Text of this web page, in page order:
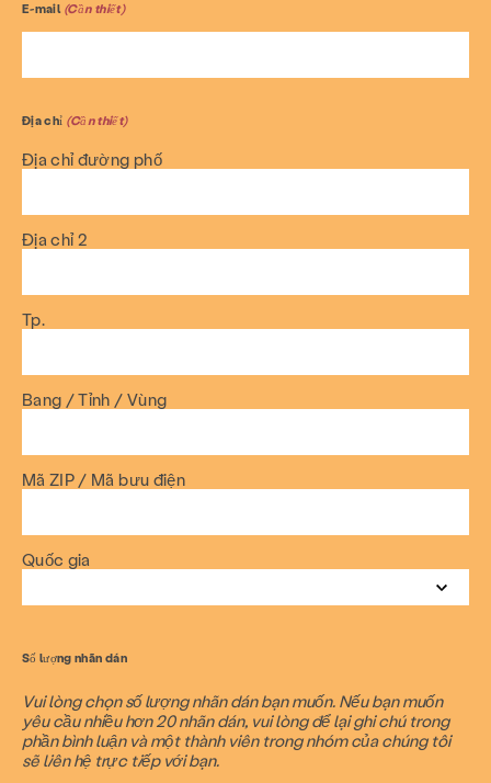
Dịch vụ Phòng ngừa & Giáo dục Tài nguyên
Chúng ta hãy cùng thảo luận về điều đó. Sự kiện
Tiếng nói được trao quyền Hội đồng tư vấn thanh niên
Hãy ủng hộ những người sống sót
E-mail (Cần thiết)
Địa chỉ (Cần thiết)
Địa chỉ đường phố
Địa chỉ 2
Tp.
Bang / Tỉnh / Vùng
Mã ZIP / Mã bưu điện
Quốc gia
Số lượng nhãn dán
Vui lòng chọn số lượng nhãn dán bạn muốn. Nếu bạn muốn
yêu cầu nhiều hơn 20 nhãn dán, vui lòng để lại ghi chú trong
phần bình luận và một thành viên trong nhóm của chúng tôi
sẽ liên hệ trực tiếp với bạn.